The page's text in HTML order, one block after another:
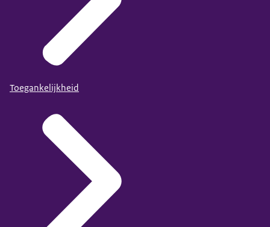
Toegankelijkheid